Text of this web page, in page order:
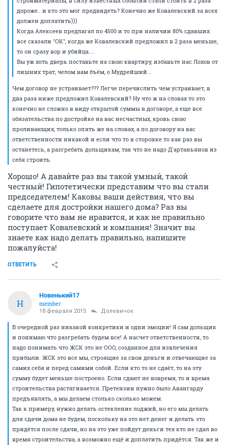
дороже.. и кто это мог предвидеть? Конечно же Ковалевский за всех
должен доплатить)))
Когда Алексеев предлагал по 4500 и то при наличии 80% сдавших
все сказали "ОК", когда же Ковалевский предложил в 2 раза меньше,
то он сразу вор и убийца....
Вы уж хоть дверь поставьте на свою квартиру, избавьте нас Лохов от
лишних трат, челом вам бъём, о Мудрейший...
Чем договор не устраивает??? Легче перечислить чем устраивает, в
два раза ниже предложил Ковалевский? Ну что ж на словах то это
конечно не сложно в виду открытой суммы в договоре, а еще все
обязательства по достройке на вас несчастных, кровь свою
проливающих, только опять же на словах, а по договору на вас
ответственности никакой и если что то в сторонке то как раз вы
останетесь, а разгребать дольщикам, так что не надо Д`артаньянов из
себя строить.
Хорошо! А давайте раз вы такой умный, такой
честный! Гипотетически представим что вы стали
председателем! Каковы ваши действия, что вы
сделаете для достройки нашего дома? Раз вы
говорите что вам не нравится, и как не правильно
поступает Ковалевский и компания! Значит вы
знаете как надо делать правильно, напишите
пожалуйста!
ОТВЕТИТЬ
Н
Новенький17
member
18 февраля 2015 Долевичок
В очередной раз никакой конкретики и одни эмоции! Я сам дольщик
и понимаю что разгребать будем все! А насчет ответственности, то
надо понимать что ЖСК это не ООО, созданное для извлечения
прибыли. ЖСК это все мы, строящие за свои деньги и отвечающие за
самих себя и перед самими собой. Если кто то не сдаёт, то на эту
сумму будет меньше построено. Если сдают не вовремя, то и время
строительства растягивается. Претензии нужно было Авангарду
предъявлять, а мы делаем столько сколько можем.
Так к примеру, нужно делать остекление лоджий, но его мы делать
для сдачи дома не будем, поскольку на это нет денег и делать это
придётся после сдачи, но на это уже пойдут деньги тех кто не сдал во
время строительства, а возможно ещё и доплатить придётся. Так же и